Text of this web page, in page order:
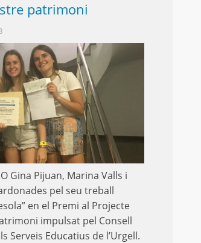
patrimoni
Gina Pijuan, Marina Valls i
pel seu treball
en el Premi al Projecte
impulsat pel Consell
Serveis Educatius de l’Urgell.